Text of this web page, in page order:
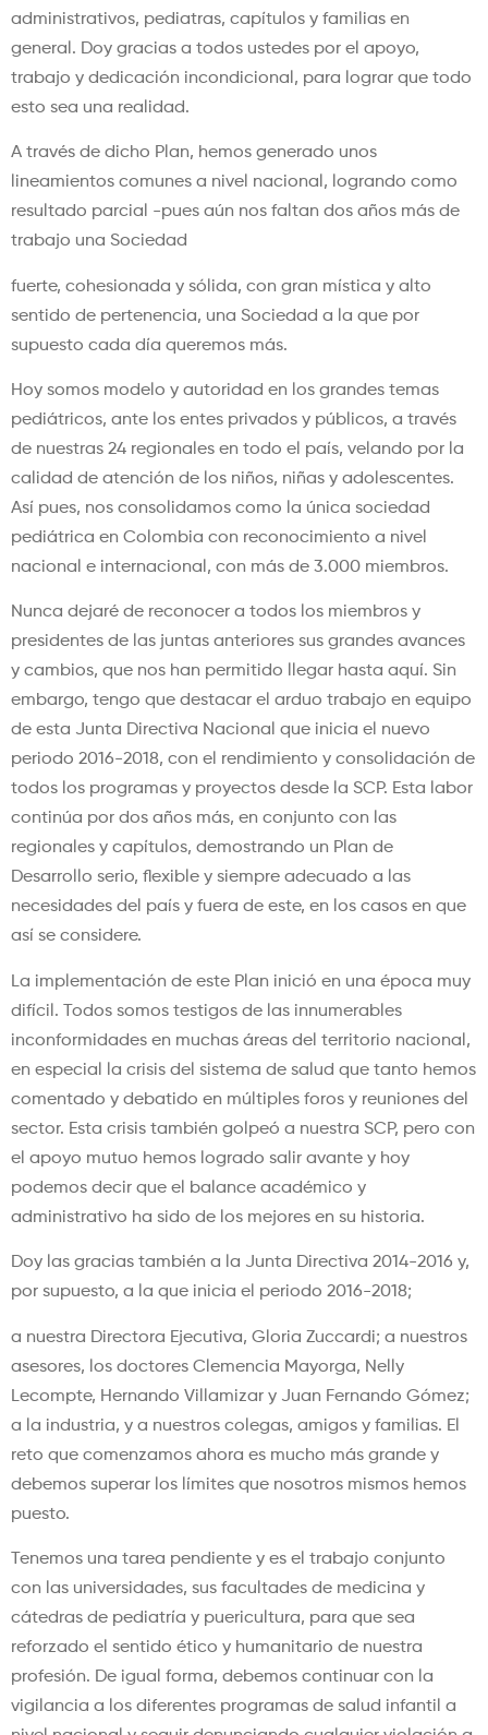
administrativos, pediatras, capítulos y familias en
general. Doy gracias a todos ustedes por el apoyo,
trabajo y dedicación incondicional, para lograr que todo
esto sea una realidad.
A través de dicho Plan, hemos generado unos
lineamientos comunes a nivel nacional, logrando como
resultado parcial -pues aún nos faltan dos años más de
trabajo una Sociedad
fuerte, cohesionada y sólida, con gran mística y alto
sentido de pertenencia, una Sociedad a la que por
supuesto cada día queremos más.
Hoy somos modelo y autoridad en los grandes temas
pediátricos, ante los entes privados y públicos, a través
de nuestras 24 regionales en todo el país, velando por la
calidad de atención de los niños, niñas y adolescentes.
Así pues, nos consolidamos como la única sociedad
pediátrica en Colombia con reconocimiento a nivel
nacional e internacional, con más de 3.000 miembros.
Nunca dejaré de reconocer a todos los miembros y
presidentes de las juntas anteriores sus grandes avances
y cambios, que nos han permitido llegar hasta aquí. Sin
embargo, tengo que destacar el arduo trabajo en equipo
de esta Junta Directiva Nacional que inicia el nuevo
periodo 2016-2018, con el rendimiento y consolidación de
todos los programas y proyectos desde la SCP. Esta labor
continúa por dos años más, en conjunto con las
regionales y capítulos, demostrando un Plan de
Desarrollo serio, flexible y siempre adecuado a las
necesidades del país y fuera de este, en los casos en que
así se considere.
La implementación de este Plan inició en una época muy
difícil. Todos somos testigos de las innumerables
inconformidades en muchas áreas del territorio nacional,
en especial la crisis del sistema de salud que tanto hemos
comentado y debatido en múltiples foros y reuniones del
sector. Esta crisis también golpeó a nuestra SCP, pero con
el apoyo mutuo hemos logrado salir avante y hoy
podemos decir que el balance académico y
administrativo ha sido de los mejores en su historia.
Doy las gracias también a la Junta Directiva 2014-2016 y,
por supuesto, a la que inicia el periodo 2016-2018;
a nuestra Directora Ejecutiva, Gloria Zuccardi; a nuestros
asesores, los doctores Clemencia Mayorga, Nelly
Lecompte, Hernando Villamizar y Juan Fernando Gómez;
a la industria, y a nuestros colegas, amigos y familias. El
reto que comenzamos ahora es mucho más grande y
debemos superar los límites que nosotros mismos hemos
puesto.
Tenemos una tarea pendiente y es el trabajo conjunto
con las universidades, sus facultades de medicina y
cátedras de pediatría y puericultura, para que sea
reforzado el sentido ético y humanitario de nuestra
profesión. De igual forma, debemos continuar con la
vigilancia a los diferentes programas de salud infantil a